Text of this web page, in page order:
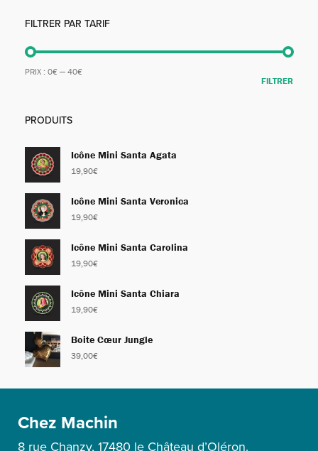
FILTRER PAR TARIF
FILTRER
PRIX : 0€ — 40€
PRODUITS
Icône Mini Santa Agata
19,90€
Icône Mini Santa Veronica
19,90€
Icône Mini Santa Carolina
19,90€
Icône Mini Santa Chiara
19,90€
Boite Cœur Jungle
39,00€
Chez Machin
8 rue Chanzy, 17480 le Château d’Oléron.